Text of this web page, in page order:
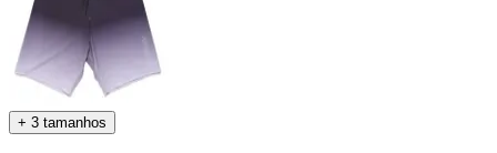
+ 3 tamanhos